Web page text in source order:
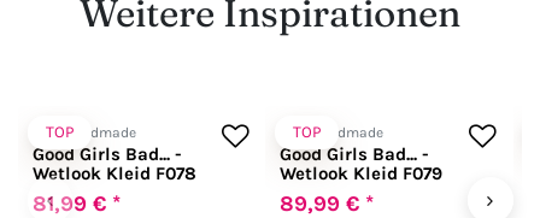
Weitere Inspirationen
‹
TOP
Noir Handmade
Good Girls Bad... -
Wetlook Kleid F078
81,99 € *
TOP
Noir Handmade
Good Girls Bad... -
Wetlook Kleid F079
89,99 € * ›